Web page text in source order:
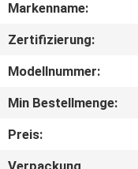
TOUR
KONTAKT
Markenname:
Zertifizierung:
Modellnummer:
Min Bestellmenge:
Preis: